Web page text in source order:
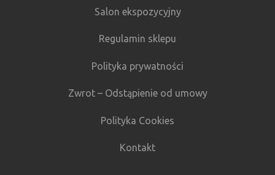
Salon ekspozycyjny
Regulamin sklepu
Polityka prywatności
Zwrot – Odstąpienie od umowy
Polityka Cookies
Kontakt